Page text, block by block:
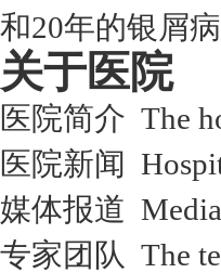
和20年的银屑
关于医院
医院简介 The
医院新闻
媒体报道
专家团队 The